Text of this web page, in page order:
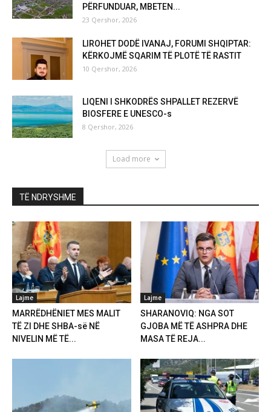
PËRFUNDUAR, MBETEN...
23 Qershor, 2026
LIROHET DODË IVANAJ, FORUMI SHQIPTAR:
KËRKOJMË SQARIM TË PLOTË TË RASTIT
10 Qershor, 2026
LIQENI I SHKODRËS SHPALLET REZERVË
BIOSFERE E UNESCO-s
8 Qershor, 2026
Load more
TË NDRYSHME
Lajme
MARRËDHËNIET MES MALIT
TË ZI DHE SHBA-së NË
NIVELIN MË TË...
Lajme
SHARANOVIQ: NGA SOT
GJOBA MË TË ASHPRA DHE
MASA TË REJA...